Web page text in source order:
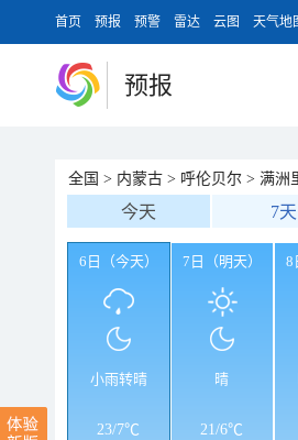
首页 预报 预警 雷达 云图 天气地
预报
全国 > 内蒙古 > 呼伦贝尔 > 满洲
今天 7天
6日（今天）
小雨转晴
23/7℃
7日（明天）
晴
21/6℃
8